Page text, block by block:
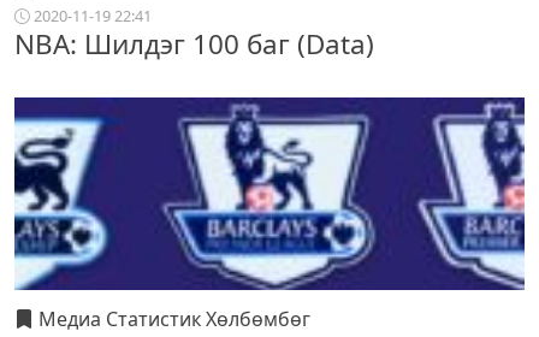
2020-11-19 22:41
NBA: Шилдэг 100 баг (Data)
Медиа Статистик Хөлбөмбөг